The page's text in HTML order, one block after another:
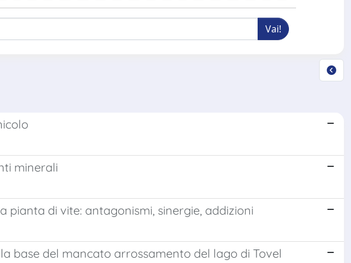
minerali
pianta di vite: antagonismi, sinergie, addizioni
base del mancato arrossamento del lago di Tovel